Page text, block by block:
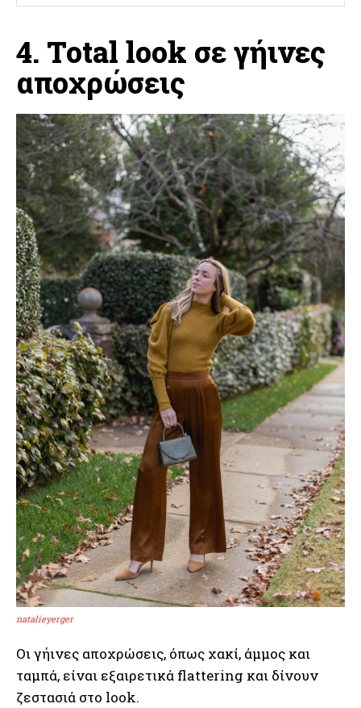
4. Total look σε γήινες
αποχρώσεις
natalieyerger
Οι γήινες αποχρώσεις, όπως χακί, άμμος και
ταμπά, είναι εξαιρετικά flattering και δίνουν
ζεστασιά στο look.